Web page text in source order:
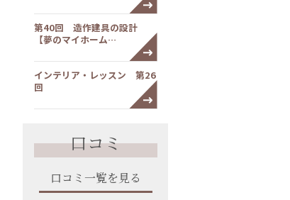
第40回 造作建具の設計
【夢のマイホーム…
インテリア・レッスン 第26
回
口コミ
口コミ一覧を見る